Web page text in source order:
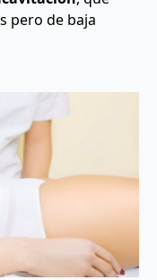
pero de baja